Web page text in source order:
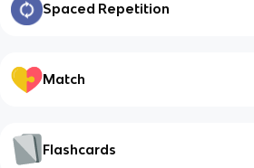
Spaced Repetition
Match
Flashcards